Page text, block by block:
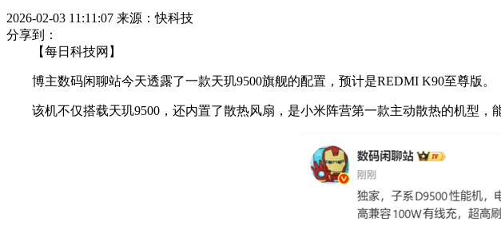
2026-02-03 11:11:07 来源：快科技
分享到：
【每日科技网】
博主数码闲聊站今天透露了一款天玑9500旗舰的配置，预计是REDMI K90至尊版。
该机不仅搭载天玑9500，还内置了散热风扇，是小米阵营第一款主动散热的机型，